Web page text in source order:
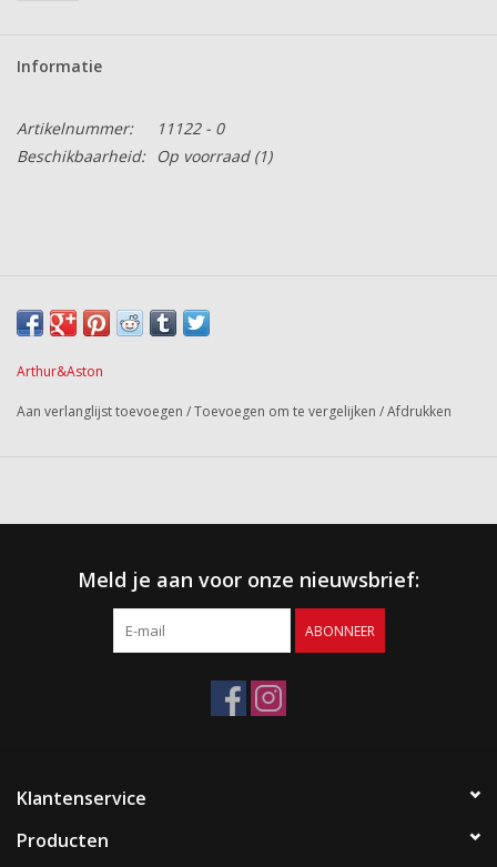
Informatie
Artikelnummer:
11122 - 0
Beschikbaarheid:
Op voorraad(1)
Arthur&Aston
Aan verlanglijst toevoegen /Toevoegen om te vergelijken /Afdrukken
Meld je aan voor onze nieuwsbrief:
ABONNEER
Klantenservice
Producten